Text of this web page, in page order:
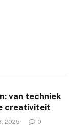
van techniek
creativiteit
2025 0